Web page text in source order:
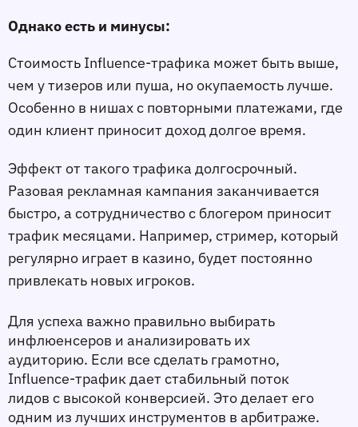
Однако есть и минусы:
Стоимость Influence-трафика может быть выше,
чем у тизеров или пуша, но окупаемость лучше.
Особенно в нишах с повторными платежами, где
один клиент приносит доход долгое время.
Эффект от такого трафика долгосрочный.
Разовая рекламная кампания заканчивается
быстро, а сотрудничество с блогером приносит
трафик месяцами. Например, стример, который
регулярно играет в казино, будет постоянно
привлекать новых игроков.
Для успеха важно правильно выбирать
инфлюенсеров и анализировать их
аудиторию. Если все сделать грамотно,
Influence-трафик дает стабильный поток
лидов с высокой конверсией. Это делает его
одним из лучших инструментов в арбитраже.